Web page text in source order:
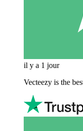
il y a 1 jour
Vecteezy is the